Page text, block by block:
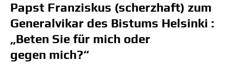
Papst Franziskus (scherzhaft) zum
Generalvikar des Bistums Helsinki :
„Beten Sie für mich oder
gegen mich?“